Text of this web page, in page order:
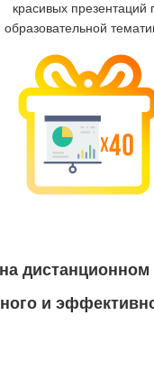
красивых презентаций
образовательной
и